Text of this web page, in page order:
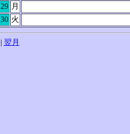
29 月
30 火
| 翌月